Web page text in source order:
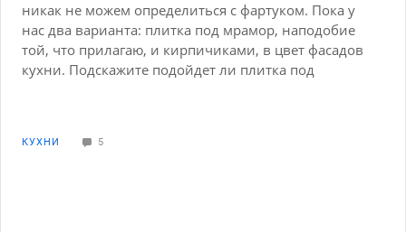
никак не можем определиться с фартуком. Пока у
нас два варианта: плитка под мрамор, наподобие
той, что прилагаю, и кирпичиками, в цвет фасадов
кухни. Подскажите подойдет ли плитка под
КУХНИ 5